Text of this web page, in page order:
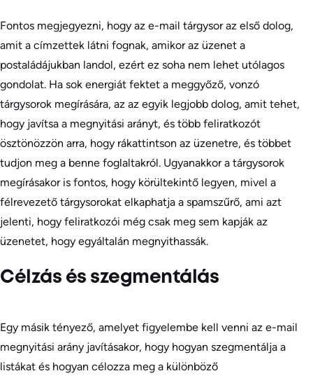
Fontos megjegyezni, hogy az e-mail tárgysor az első dolog,
amit a címzettek látni fognak, amikor az üzenet a
postaládájukban landol, ezért ez soha nem lehet utólagos
gondolat. Ha sok energiát fektet a meggyőző, vonzó
tárgysorok megírására, az az egyik legjobb dolog, amit tehet,
hogy javítsa a megnyitási arányt, és több feliratkozót
ösztönözzön arra, hogy rákattintson az üzenetre, és többet
tudjon meg a benne foglaltakról. Ugyanakkor a tárgysorok
megírásakor is fontos, hogy körültekintő legyen, mivel a
félrevezető tárgysorokat elkaphatja a spamszűrő, ami azt
jelenti, hogy feliratkozói még csak meg sem kapják az
üzenetet, hogy egyáltalán megnyithassák.
Célzás és szegmentálás
Egy másik tényező, amelyet figyelembe kell venni az e-mail
megnyitási arány javításakor, hogy hogyan szegmentálja a
listákat és hogyan célozza meg a különböző